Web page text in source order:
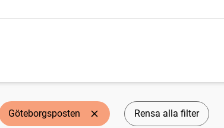
Göteborgsposten Rensa alla filter